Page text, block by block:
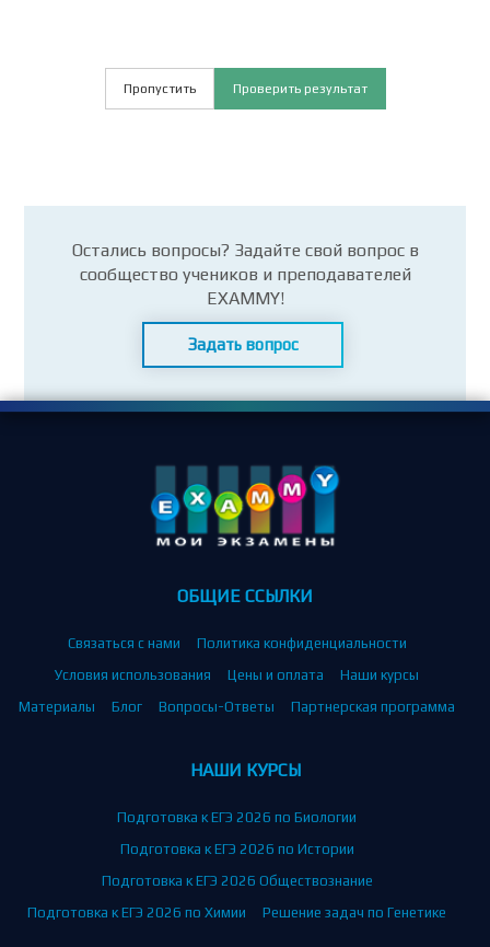
Пропустить Проверить результат
Остались вопросы? Задайте свой вопрос в
сообщество учеников и преподавателей
EXAMMY!
Задать вопрос
ОБЩИЕ ССЫЛКИ
Связаться с нами
Политика конфиденциальности
Условия использования
Цены и оплата
Наши курсы
Материалы
Блог Вопросы-Ответы Партнерская программа
НАШИ КУРСЫ
Подготовка к ЕГЭ 2026 по Биологии
Подготовка к ЕГЭ 2026 по Истории
Подготовка к ЕГЭ 2026 Обществознание
Подготовка к ЕГЭ 2026 по Химии
Решение задач по Генетике